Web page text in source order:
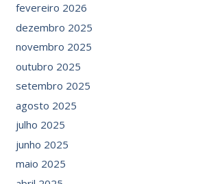
fevereiro 2026
dezembro 2025
novembro 2025
outubro 2025
setembro 2025
agosto 2025
julho 2025
junho 2025
maio 2025